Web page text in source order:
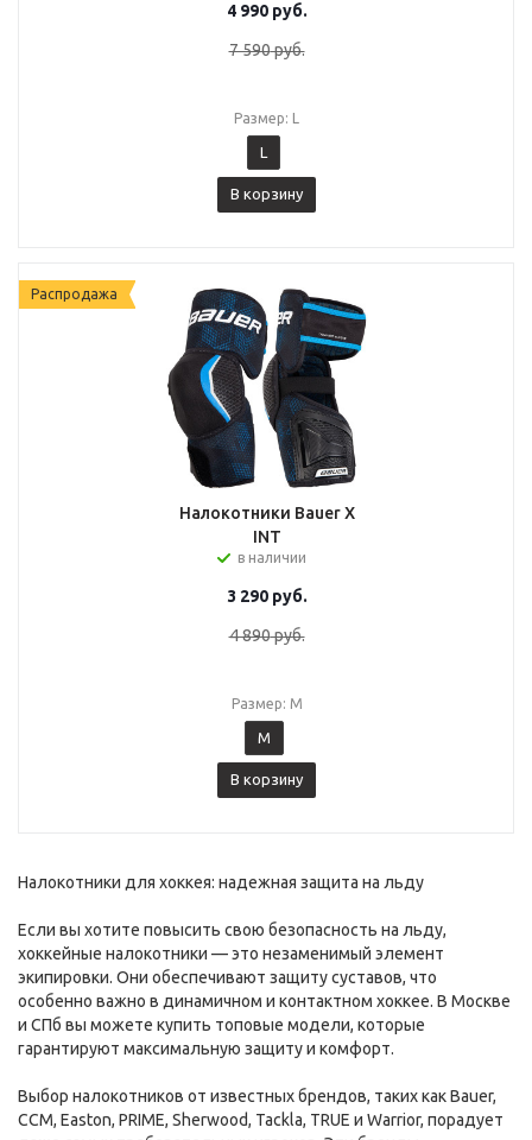
4 990руб.
7 590руб.
Размер: L
L
В корзину
Распродажа
Налокотники Bauer X
INT
в наличии
3 290руб.
4 890руб.
Размер: M
M
В корзину
Налокотники для хоккея: надежная защита на льду
Если вы хотите повысить свою безопасность на льду,
хоккейные налокотники — это незаменимый элемент
экипировки. Они обеспечивают защиту суставов, что
особенно важно в динамичном и контактном хоккее. В Москве
и СПб вы можете купить топовые модели, которые
гарантируют максимальную защиту и комфорт.
Выбор налокотников от известных брендов, таких как Bauer,
CCM, Easton, PRIME, Sherwood, Tackla, TRUE и Warrior, порадует